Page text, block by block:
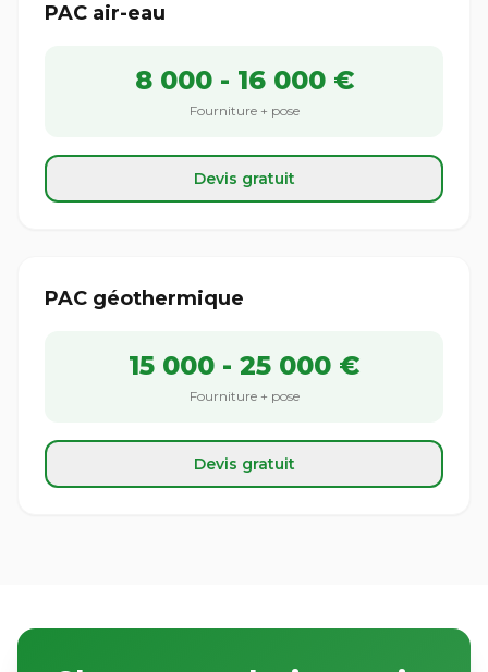
PAC air-eau
8 000 - 16 000 €
Fourniture + pose
Devis gratuit
PAC géothermique
15 000 - 25 000 €
Fourniture + pose
Devis gratuit